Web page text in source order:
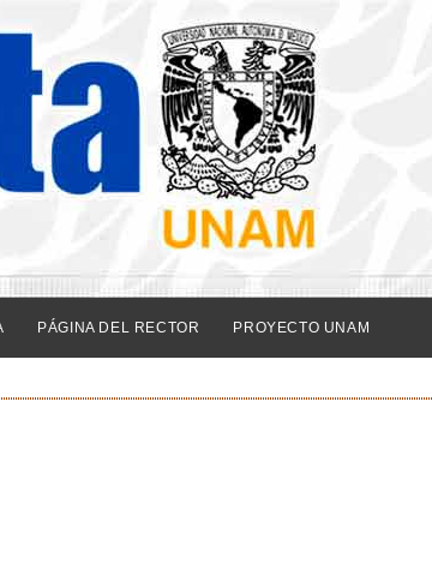
PÁGINA DEL RECTOR PROYECTO UNAM